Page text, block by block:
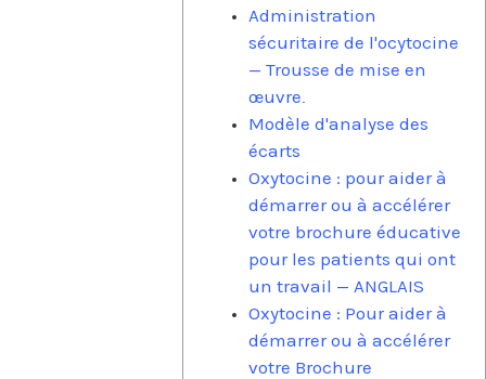
Administration
sécuritaire de l'ocytocine
— Trousse de mise en
œuvre
Modèle d'analyse des
écarts
Oxytocine : pour aider à
démarrer ou à accélérer
votre brochure éducative
pour les patients qui ont
un travail — ANGLAIS
Oxytocine : Pour aider à
démarrer ou à accélérer
votre Brochure